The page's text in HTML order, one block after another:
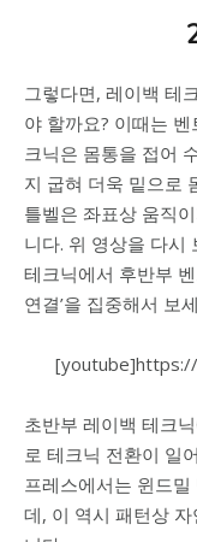
그렇다면, 레이백 테
야 할까요? 이때는
크닉은 몸통을 접어
지 굽혀 더욱 밑으로
틀벨은 좌표상 움직
니다. 위 영상을 다시
테크닉에서 후반부
연결’을 집중해서 보
초반부 레이백 테크
로 테크닉 전환이 일
프레스에서는 윈드
데, 이 역시 패턴상